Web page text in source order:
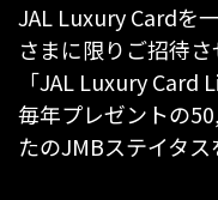
JAL Luxury Cardを
さまに限りご招待
「JAL Luxury Card
毎年プレゼントの
たのJMBステイタス